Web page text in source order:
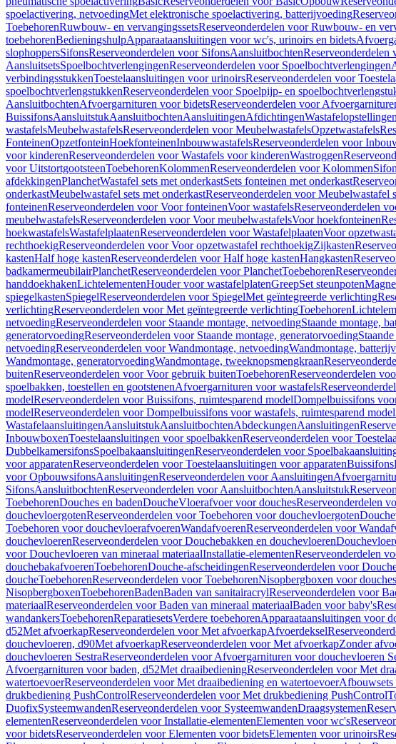
spoelactivering, netvoedingMet elektronische spoelactivering, batterijvoeding
ToebehorenRuwbouw- en vervangingssetsReserveonderdelen voor Ruwbouw- en
toebehorenBedieningshulpApparaataansluitingen voor wc's, urinoirs en bidets
slophoppersSifonsReserveonderdelen voor SifonsAansluitbochtenReserveonderdelen
AansluitsetsSpoelbochtverlengingenReserveonderdelen voor Spoelbochtverlengingen
verbindingsstukkenToestelaansluitingen voor urinoirsReserveonderdelen voor
spoelbochtverlengstukkenReserveonderdelen voor Spoelpijp- en
AansluitbochtenAfvoergarnituren voor bidetsReserveonderdelen voor
BuissifonsAansluitstukAansluitbochtenAansluitingenAfdichtingenWastafelopstellingen
wastafelsMeubelwastafelsReserveonderdelen voor MeubelwastafelsOpzetwastafels
FonteinenOpzetfonteinHoekfonteinenInbouwwastafelsReserveonderdelen voor
voor kinderenReserveonderdelen voor Wastafels voor kinderenWastroggen
voor UitstortgootsteenToebehorenKolommenReserveonderdelen voor Kolommen
afdekkingenPlanchetWastafel sets met onderkastSets fonteinen met onderkast
onderkastMeubelwastafel sets met onderkastReserveonderdelen voor Meubelwastafel
fonteinenReserveonderdelen voor Voor fonteinenVoor wastafelsReserveonderdelen
meubelwastafelsReserveonderdelen voor Voor meubelwastafelsVoor hoekfonteinen
hoekwastafelsWastafelplaatenReserveonderdelen voor WastafelplaatenVoor
rechthoekigReserveonderdelen voor Voor opzetwastafel rechthoekigZijkasten
kastenHalf hoge kastenReserveonderdelen voor Half hoge kastenHangkasten
badkamermeubilairPlanchetReserveonderdelen voor PlanchetToebehoren
handdoekhakenLichtelementenHouder voor wastafelplatenGreepSet steunpoten
spiegelkastenSpiegelReserveonderdelen voor SpiegelMet geïntegreerde verlichting
verlichtingReserveonderdelen voor Met geïntegreerde verlichtingToebehoren
netvoedingReserveonderdelen voor Staande montage, netvoedingStaande montage,
generatorvoedingReserveonderdelen voor Staande montage, generatorvoeding
netvoedingReserveonderdelen voor Wandmontage, netvoedingWandmontage,
Wandmontage, generatorvoedingWandmontage, tweeknopsmengkraan
buitenReserveonderdelen voor Voor gebruik buitenToebehorenReserveonderdelen
spoelbakken, toestellen en gootstenenAfvoergarnituren voor wastafels
modelReserveonderdelen voor Buissifons, ruimtesparend modelDompelbuissifons
modelReserveonderdelen voor Dompelbuissifons voor wastafels, ruimtesparend model
WastafelaansluitingenAansluitstukAansluitbochtenAbdeckungenAansluitingen
InbouwboxenToestelaansluitingen voor spoelbakkenReserveonderdelen voor
DubbelkamersifonsSpoelbakaansluitingenReserveonderdelen voor
voor apparatenReserveonderdelen voor Toestelaansluitingen voor apparatenBuissifons
voor OpbouwsifonsAansluitingenReserveonderdelen voor Aansluitingen
SifonsAansluitbochtenReserveonderdelen voor AansluitbochtenAansluitstuk
ToebehorenDouches en badenDoucheVloerafvoer voor douchesReserveonderdelen
douchevloergotenReserveonderdelen voor Toebehoren voor douchevloergoten
Toebehoren voor douchevloerafvoerenWandafvoerenReserveonderdelen voor
douchevloerenReserveonderdelen voor Douchebakken en douchevloeren
voor Douchevloeren van mineraal materiaalInstallatie-elementenReserveonderdelen
douchebakafvoerenToebehorenDouche-afscheidingenReserveonderdelen voor
doucheToebehorenReserveonderdelen voor ToebehorenNisopbergboxen voor douches
NisopbergboxenToebehorenBadenBaden van sanitairacrylReserveonderdelen voor
materiaalReserveonderdelen voor Baden van mineraal materiaalBaden voor baby's
wandankersToebehorenReparatiesetsVerdere toebehorenApparaataansluitingen voor
d52Met afvoerkapReserveonderdelen voor Met afvoerkapAfvoerdeksel
douchevloeren, d90Met afvoerkapReserveonderdelen voor Met afvoerkapZonder
douchevloeren SestraReserveonderdelen voor Afvoergarnituren voor douchevloeren
Afvoergarnituren voor baden, d52Met draaibedieningReserveonderdelen voor Met
watertoevoerReserveonderdelen voor Met draaibediening en watertoevoerAfbouwsets
drukbediening PushControlReserveonderdelen voor Met drukbediening PushControl
DuofixSysteemwandenReserveonderdelen voor SysteemwandenDraagsystemen
elementenReserveonderdelen voor Installatie-elementenElementen voor wc's
voor bidetsReserveonderdelen voor Elementen voor bidetsElementen voor urinoirs